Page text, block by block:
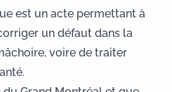
est un acte permettant à
un défaut dans la
voire de traiter